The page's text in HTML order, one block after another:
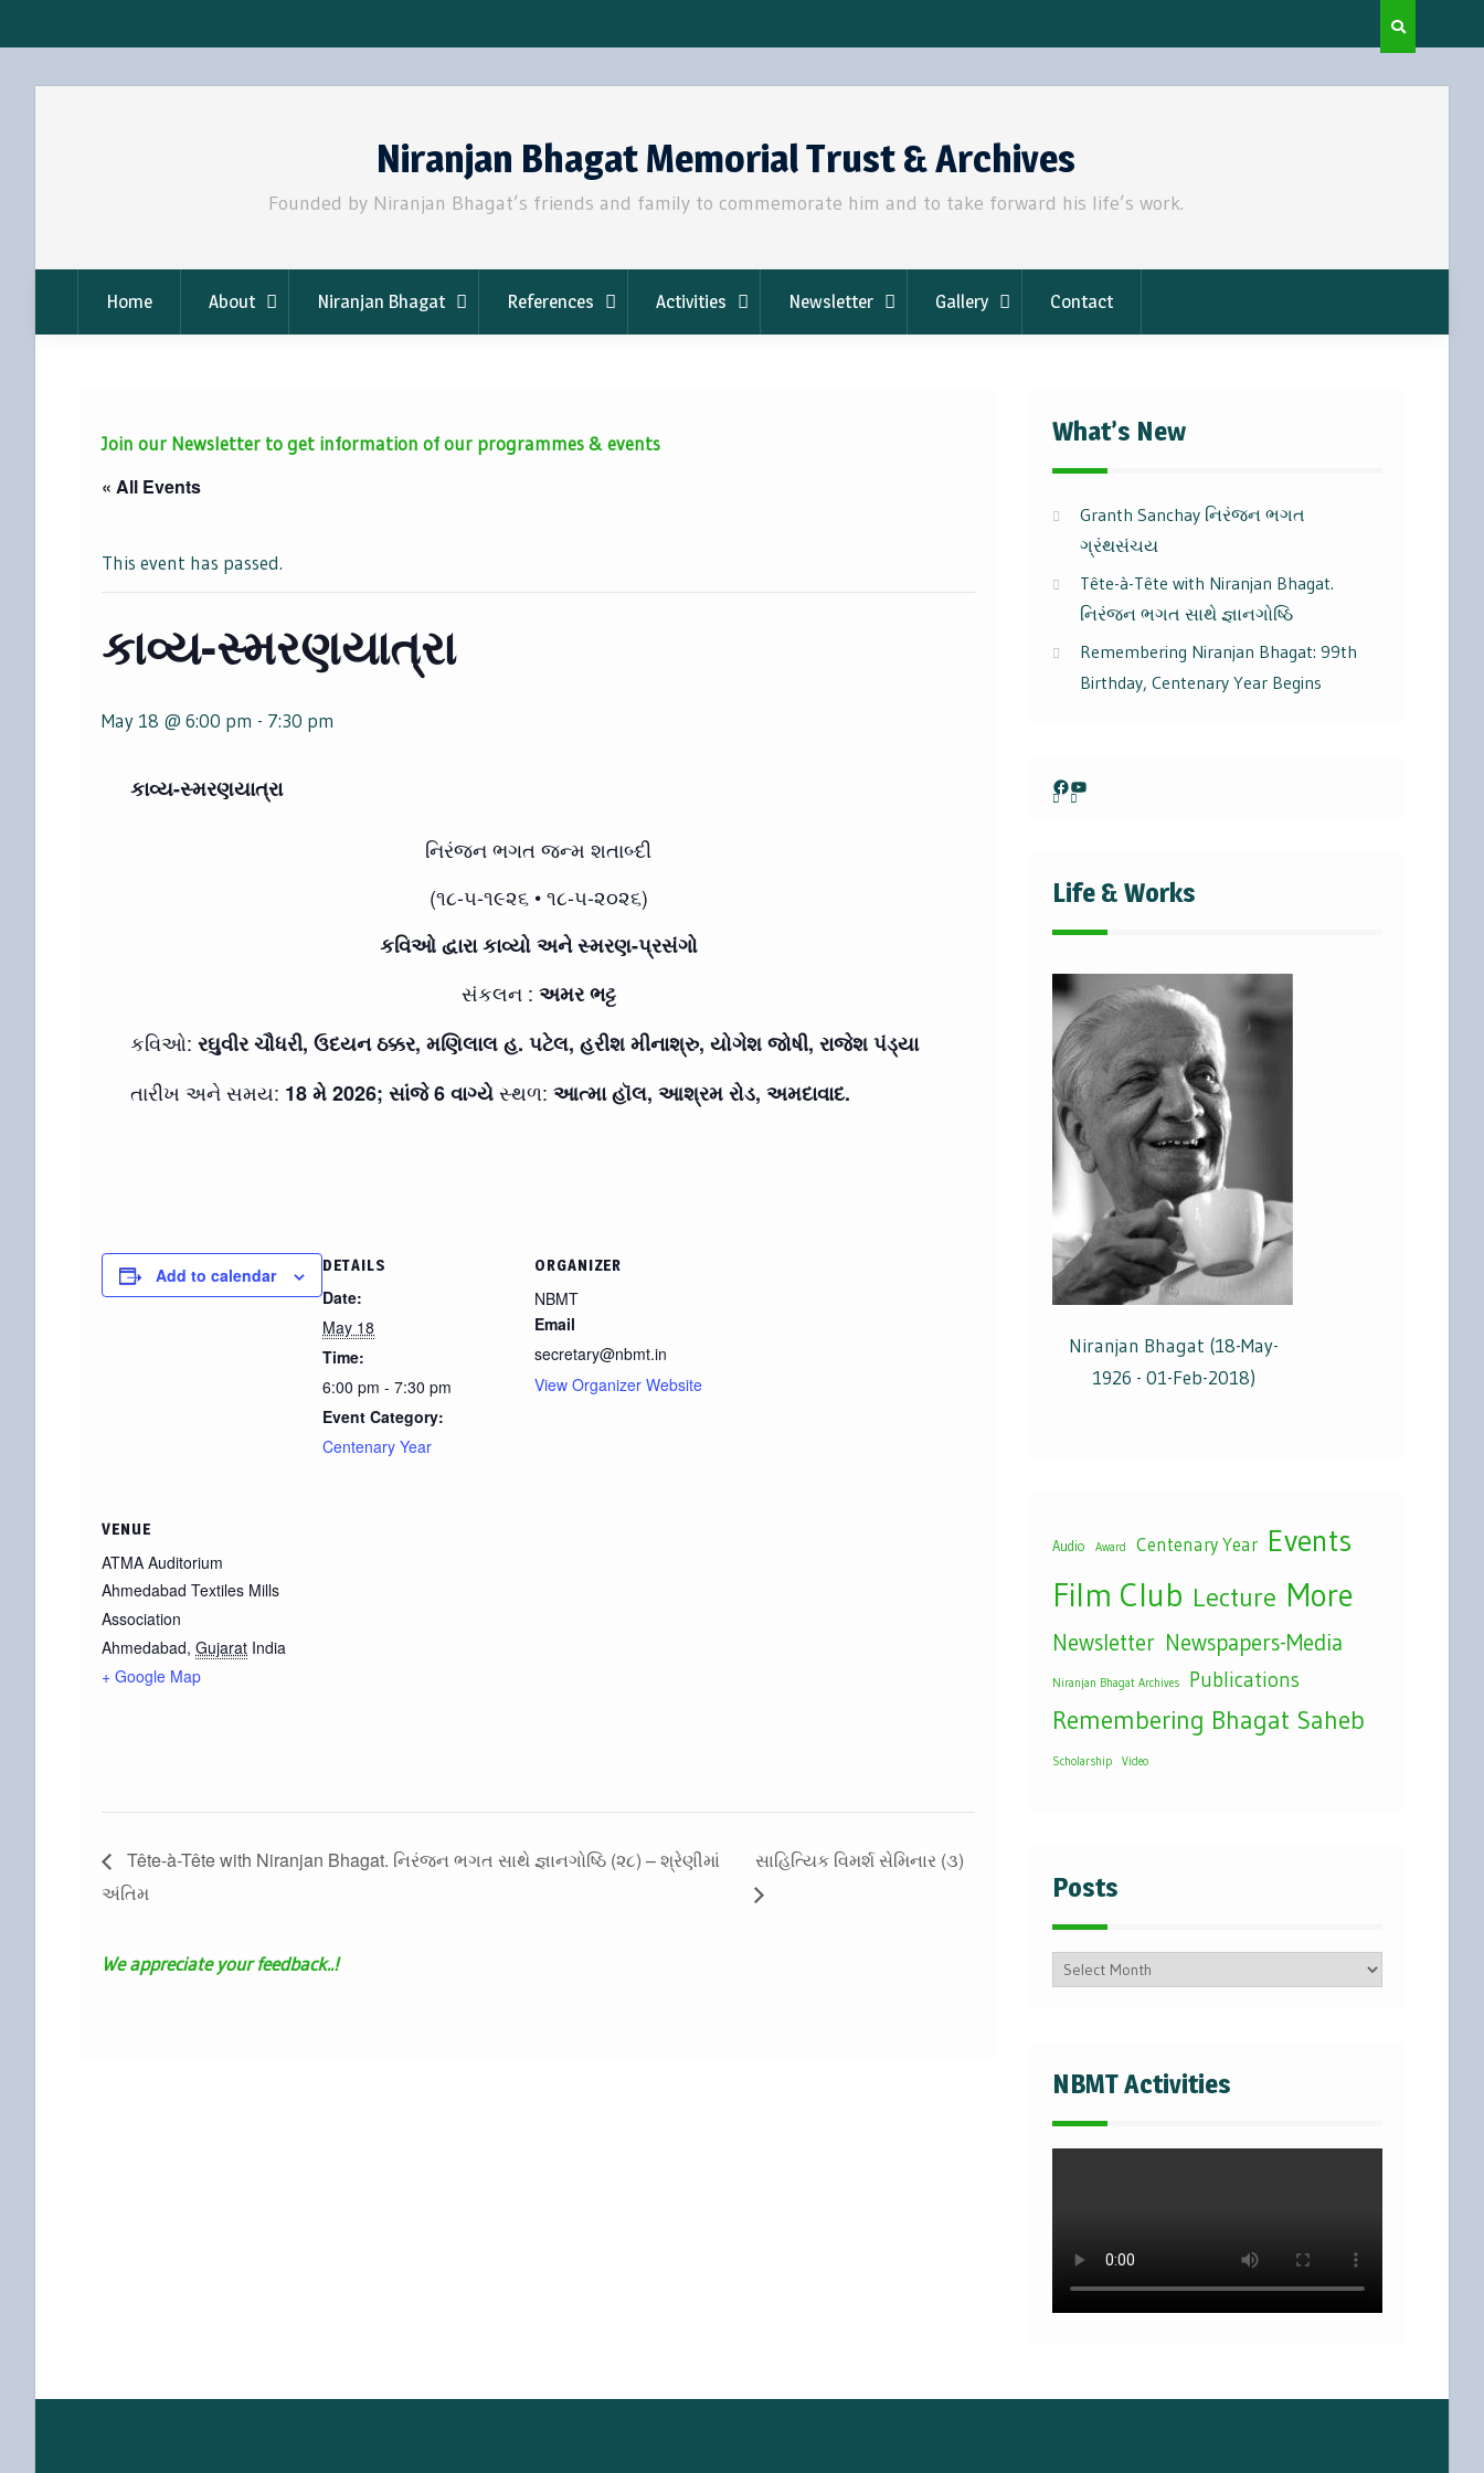
Niranjan Bhagat Memorial Trust & Archives
Founded by Niranjan Bhagat’s friends and family to commemorate him and to take forward his life’s work.
Home About Niranjan Bhagat References Activities Newsletter Gallery Contact
Join our Newsletter to get information of our programmes & events
« All Events
This event has passed.
કાવ્ય-સ્મરણયાત્રા
May 18 @ 6:00 pm - 7:30 pm
કાવ્ય-સ્મરણયાત્રા
નિરંજન ભગત જન્મ શતાબ્દી
(૧૮-૫-૧૯૨૬ • ૧૮-૫-૨૦૨૬)
કવિઓ દ્વારા કાવ્યો અને સ્મરણ-પ્રસંગો
સંકલન : અમર ભટ્ટ
કવિઓ: રઘુવીર ચૌધરી, ઉદયન ઠક્કર, મણિલાલ હ. પટેલ, હરીશ મીનાશ્રુ, યોગેશ જોષી, રાજેશ પંડ્યા
તારીખ અને સમય: 18 મે 2026; સાંજે 6 વાગ્યે સ્થળ: આત્મા હૉલ, આશ્રમ રોડ, અમદાવાદ.
Add to calendar DETAILS
Date:
May 18
Time:
6:00 pm - 7:30 pm
Event Category:
Centenary Year
ORGANIZER
NBMT
Email
secretary@nbmt.in
View Organizer Website
VENUE
ATMA Auditorium
Ahmedabad Textiles Mills
Association
Ahmedabad, Gujarat India
+ Google Map
Tête-à-Tête with Niranjan Bhagat. નિરંજન ભગત સાથે જ્ઞાનગોષ્ઠિ (૨૮) – શ્રેણીમાં
અંતિમ
સાહિત્યિક વિમર્શ સેમિનાર (૩)
We appreciate your feedback..!
What’s New
Granth Sanchay નિરંજન ભગત
ગ્રંથસંચય
Tête-à-Tête with Niranjan Bhagat.
નિરંજન ભગત સાથે જ્ઞાનગોષ્ઠિ
Remembering Niranjan Bhagat: 99th
Birthday, Centenary Year Begins
Facebook
YouTube
Life & Works
Niranjan Bhagat (18-May-
1926 - 01-Feb-2018)
Audio Award Centenary Year Events
Film Club Lecture More
Newsletter Newspapers-Media
Niranjan Bhagat Archives Publications
Remembering Bhagat Saheb
Scholarship Video
Posts
Posts
NBMT Activities